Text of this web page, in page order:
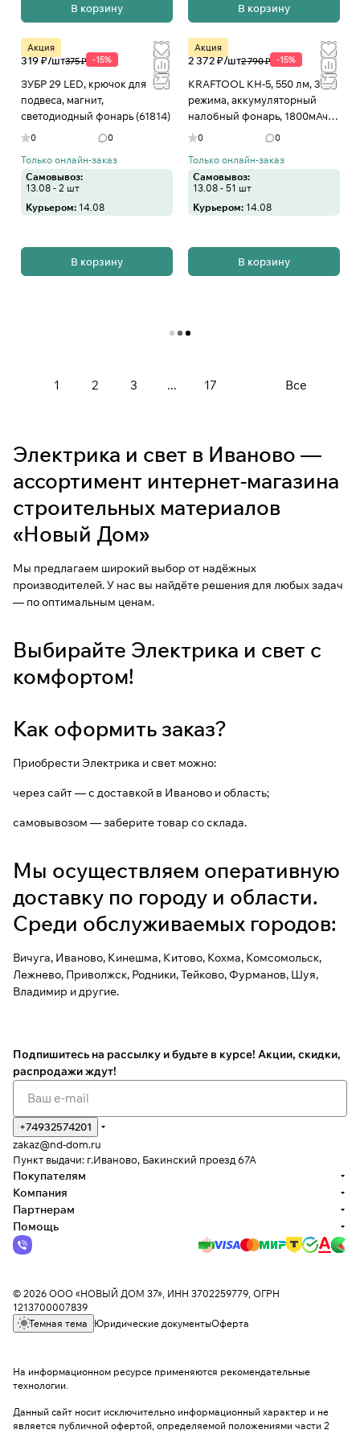
В корзину В корзину
Акция
319 ₽/шт375 ₽ -15%
ЗУБР 29 LED, крючок для
подвеса, магнит,
светодиодный фонарь (61814)
0 0
Только онлайн-заказ
Самовывоз:
13.08 - 2 шт
Курьером: 14.08
В корзину
Акция
2 372 ₽/шт2 790 ₽ -15%
KRAFTOOL KH-5, 550 лм, 3
режима, аккумуляторный
налобный фонарь, 1800мАч
(56454)
0 0
Только онлайн-заказ
Самовывоз:
13.08 - 51 шт
Курьером: 14.08
В корзину
Загрузить еще
1 2 3 ... 17 Все
Электрика и свет в Иваново —
ассортимент интернет-магазина
строительных материалов
«Новый Дом»
Мы предлагаем широкий выбор от надёжных
производителей. У нас вы найдёте решения для любых задач
— по оптимальным ценам.
Выбирайте Электрика и свет с
комфортом!
Как оформить заказ?
Приобрести Электрика и свет можно:
через сайт — с доставкой в Иваново и область;
самовывозом — заберите товар со склада.
Мы осуществляем оперативную
доставку по городу и области.
Среди обслуживаемых городов:
Вичуга, Иваново, Кинешма, Китово, Кохма, Комсомольск,
Лежнево, Приволжск, Родники, Тейково, Фурманов, Шуя,
Владимир и другие.
Подпишитесь на рассылку и будьте в курсе! Акции, скидки,
распродажи ждут!
+74932574201
zakaz@nd-dom.ru
Пункт выдачи: г.Иваново, Бакинский проезд 67А
Покупателям
Компания
Партнерам
Помощь
© 2026 ООО «НОВЫЙ ДОМ 37», ИНН 3702259779, ОГРН
1213700007839
Темная тема
Юридические документыОферта
На информационном ресурсе применяются рекомендательные
технологии.
Данный сайт носит исключительно информационный характер и не
является публичной офертой, определяемой положениями части 2